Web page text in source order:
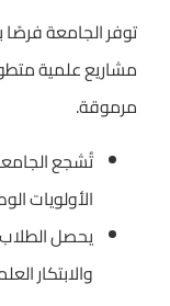
توفر الجامعة فرصًا
مشاريع علمية
مرموقة.
تُشجع
الأولويات
يحصل
والابتكار